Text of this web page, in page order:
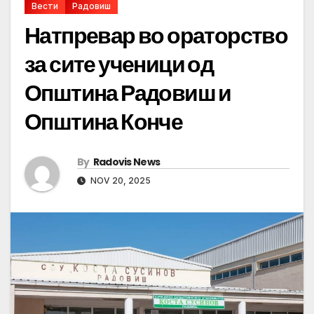
Вести Радовиш
Натпревар во ораторство
за сите ученици од
Општина Радовиш и
Општина Конче
By Radovis News
NOV 20, 2025